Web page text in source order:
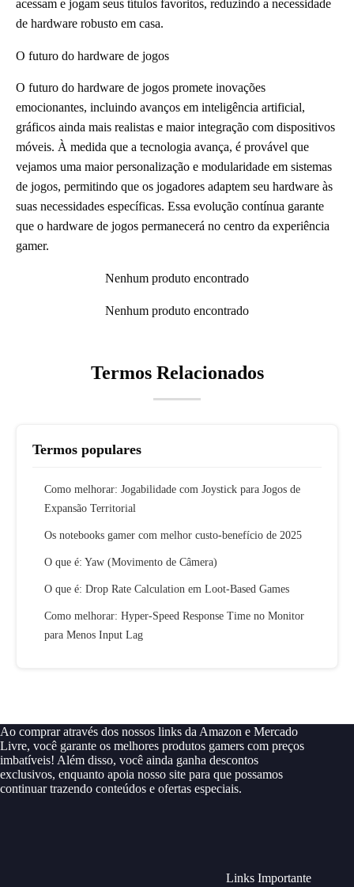
acessam e jogam seus títulos favoritos, reduzindo a necessidade
de hardware robusto em casa.
O futuro do hardware de jogos
O futuro do hardware de jogos promete inovações
emocionantes, incluindo avanços em inteligência artificial,
gráficos ainda mais realistas e maior integração com dispositivos
móveis. À medida que a tecnologia avança, é provável que
vejamos uma maior personalização e modularidade em sistemas
de jogos, permitindo que os jogadores adaptem seu hardware às
suas necessidades específicas. Essa evolução contínua garante
que o hardware de jogos permanecerá no centro da experiência
gamer.
Nenhum produto encontrado
Nenhum produto encontrado
Termos Relacionados
Termos populares
Como melhorar: Jogabilidade com Joystick para Jogos de
Expansão Territorial
Os notebooks gamer com melhor custo-benefício de 2025
O que é: Yaw (Movimento de Câmera)
O que é: Drop Rate Calculation em Loot-Based Games
Como melhorar: Hyper-Speed Response Time no Monitor
para Menos Input Lag
Ao comprar através dos nossos links da Amazon e Mercado
Livre, você garante os melhores produtos gamers com preços
imbatíveis! Além disso, você ainda ganha descontos
exclusivos, enquanto apoia nosso site para que possamos
continuar trazendo conteúdos e ofertas especiais.
Links Importante